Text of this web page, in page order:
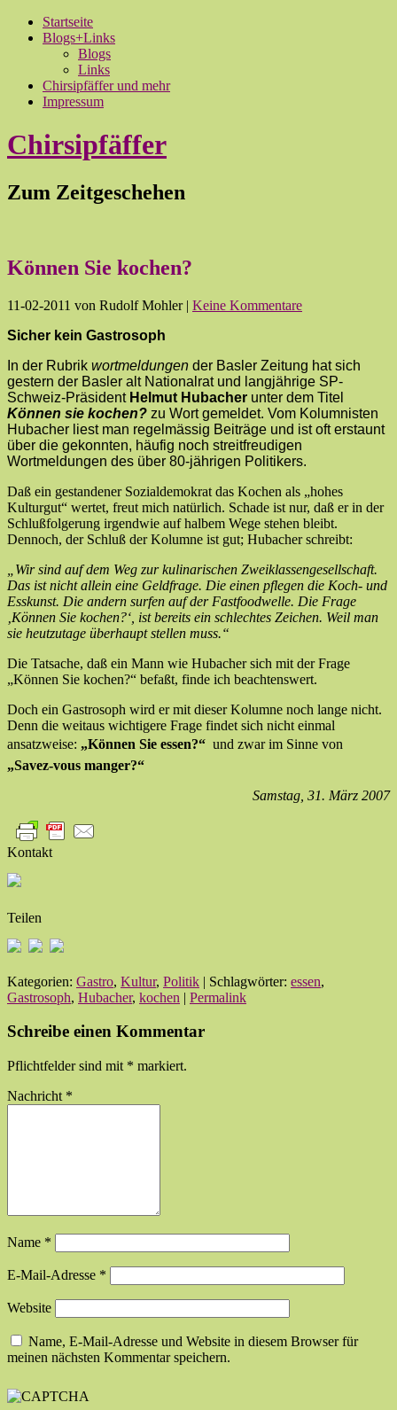
Startseite
Blogs+Links
Blogs
Links
Chirsipfäffer und mehr
Impressum
Chirsipfäffer
Zum Zeitgeschehen
Können Sie kochen?
11-02-2011 von Rudolf Mohler| Keine Kommentare
Sicher kein Gastrosoph
In der Rubrik wortmeldungen der Basler Zeitung hat sich
gestern der Basler alt Nationalrat und langjährige SP-
Schweiz-Präsident Helmut Hubacher unter dem Titel
Können sie kochen? zu Wort gemeldet. Vom Kolumnisten
Hubacher liest man regelmässig Beiträge und ist oft erstaunt
über die gekonnten, häufig noch streitfreudigen
Wortmeldungen des über 80-jährigen Politikers.
Daß ein gestandener Sozialdemokrat das Kochen als „hohes
Kulturgut“ wertet, freut mich natürlich. Schade ist nur, daß er in der
Schlußfolgerung irgendwie auf halbem Wege stehen bleibt.
Dennoch, der Schluß der Kolumne ist gut; Hubacher schreibt:
„Wir sind auf dem Weg zur kulinarischen Zweiklassengesellschaft.
Das ist nicht allein eine Geldfrage. Die einen pflegen die Koch- und
Esskunst. Die andern surfen auf der Fastfoodwelle. Die Frage
‚Können Sie kochen?‘, ist bereits ein schlechtes Zeichen. Weil man
sie heutzutage überhaupt stellen muss.“
Die Tatsache, daß ein Mann wie Hubacher sich mit der Frage
„Können Sie kochen?“ befaßt, finde ich beachtenswert.
Doch ein Gastrosoph wird er mit dieser Kolumne noch lange nicht.
Denn die weitaus wichtigere Frage findet sich nicht einmal
ansatzweise: „Können Sie essen?“  und zwar im Sinne von
„Savez-vous manger?“
Samstag, 31. März 2007
Kontakt
Teilen
Kategorien: Gastro, Kultur, Politik | Schlagwörter: essen,
Gastrosoph, Hubacher, kochen | Permalink
Schreibe einen Kommentar
Pflichtfelder sind mit * markiert.
Nachricht *
Name *
E-Mail-Adresse *
Website
Name, E-Mail-Adresse und Website in diesem Browser für
meinen nächsten Kommentar speichern.